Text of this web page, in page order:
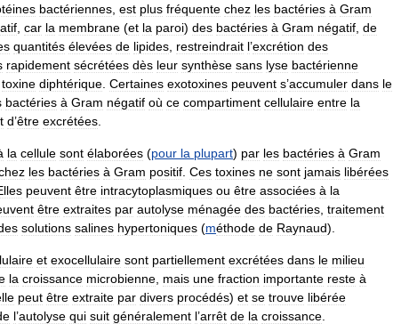
bactériennes est plus fréquente chez les bactéries à Gram
car la membrane (et la paroi) des bactéries à Gram négatif de
quantités élevées de lipides restreindrait l’excrétion des
rapidement sécrétées dès leur synthèse sans lyse bactérienne
toxine diphtérique Certaines exotoxines peuvent s’accumuler dans le
bactéries à Gram négatif où ce compartiment cellulaire entre la
d’être excrétées
la cellule sont élaborées (pour la plupart) par les bactéries à Gram
les bactéries à Gram positif Ces toxines ne sont jamais libérées
peuvent être intracytoplasmiques ou être associées à la
être extraites par autolyse ménagée des bactéries traitement
solutions salines hypertoniques (méthode de Raynaud).
et exocellulaire sont partiellement excrétées dans le milieu
la croissance microbienne mais une fraction importante reste à
peut être extraite par divers procédés) et se trouve libérée
l’autolyse qui suit généralement l’arrêt de la croissance